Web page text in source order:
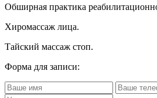
Обширная практика
Хиромассаж лица.
Тайский массаж стоп.
Форма для записи: